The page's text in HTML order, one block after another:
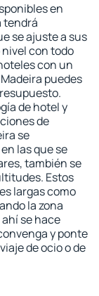
en
tendrá
se ajuste a sus
con todo
con un
puedes
de hotel y
de
se
las que se
también se
Estos
largas como
la zona
se hace
y ponte
de ocio o de